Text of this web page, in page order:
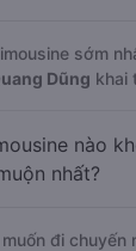
sớm
Dũng khai
nào
nhất?
đi chuyến